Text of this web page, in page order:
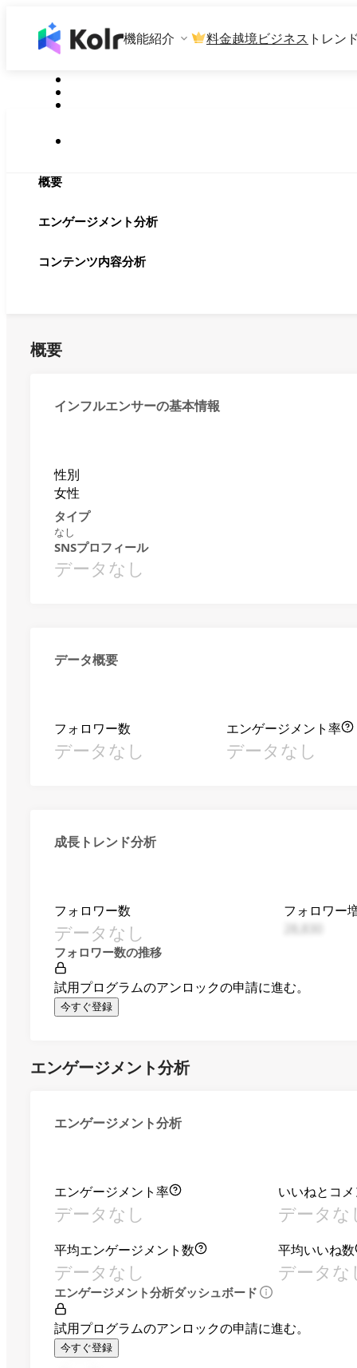
機能紹介 料金越境ビジネス トレン
概要
エンゲージメント分析
コンテンツ内容分析
概要
インフルエンサーの基本情報
性別
女性
タイプ
なし
SNSプロフィール
データなし
データ概要
フォロワー数
データなし
エンゲージメント率
データなし
成長トレンド分析
フォロワー数
データなし
フォロワー
フォロワー数の推移
試用プログラムのアンロックの申請に進む。
今すぐ登録
エンゲージメント分析
エンゲージメント分析
エンゲージメント率
データなし
いいねとコ
データな
平均エンゲージメント数
データなし
平均いいね数
データな
エンゲージメント分析ダッシュボード
試用プログラムのアンロックの申請に進む。
今すぐ登録